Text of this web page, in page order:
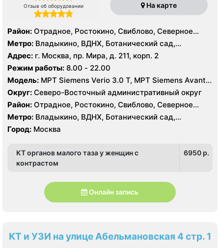
Отзыв об оборудовании На карте
Район: Отрадное, Ростокино, Свиблово, Северное
Медведково, Южное Медведково, Ярославский
Метро: Владыкино, ВДНХ, Ботанический сад,
Белокаменная , Бабушкинская, Отрадное, Ростокино,
Свиблово
Адрес: г. Москва, пр. Мира, д. 211, корп. 2
Режим работы: 8.00 - 22.00
Модель: МРТ Siemens Verio 3.0 Т, МРТ Siemens Avanta
1.5 Т, КТ Siemens Somatom Definition 256 срезов, УЗИ
Esaote MyLab 70
Округ: Северо-Восточный административный округ
Район: Отрадное, Ростокино, Свиблово, Северное
Медведково, Южное Медведково, Ярославский
Метро: Владыкино, ВДНХ, Ботанический сад,
Белокаменная , Бабушкинская, Отрадное, Ростокино,
Свиблово
Город: Москва
КТ органов малого таза у женщин с
контрастом
6950 p.
Онлайн запись
КТ и УЗИ на улице Абельмановская 4 стр. 1